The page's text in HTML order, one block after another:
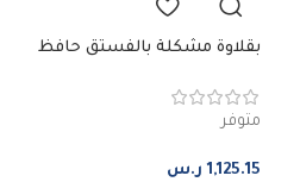
بقلاوة مشكلة بالفستق حافظ
متوفر
1,125.15 ر.س